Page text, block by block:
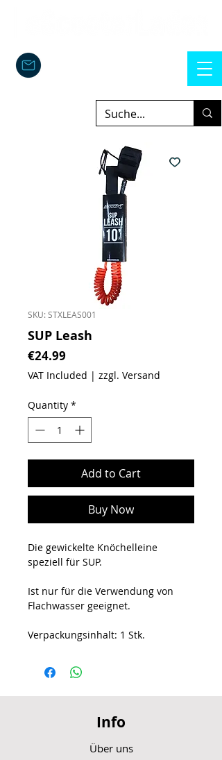
SKU: STXLEAS001
SUP Leash
€24.99
VAT Included | zzgl. Versand
Quantity *
Add to Cart
Buy Now
Die gewickelte Knöchelleine
speziell für SUP.
Ist nur für die Verwendung von
Flachwasser geeignet.
Verpackungsinhalt: 1 Stk.
Info
Über uns